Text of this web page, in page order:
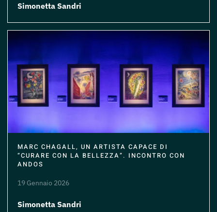
Simonetta Sandri
MARC CHAGALL, UN ARTISTA CAPACE DI
“CURARE CON LA BELLEZZA”. INCONTRO CON
ANDOS
19 Gennaio 2026
Simonetta Sandri